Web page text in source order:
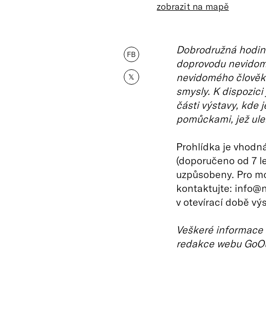
zobrazit na mapě
FB
𝕏
Dobrodružná
doprovodu
nevidomého
smysly. K
části výstavy, kde
pomůckami, jež
Prohlídka je
(doporučeno od 7
uzpůsobeny. Pro
kontaktujte:
v otevírací době
Veškeré
redakce webu